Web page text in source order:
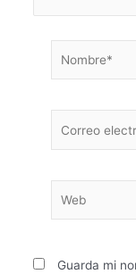
electrónico*
Guarda mi